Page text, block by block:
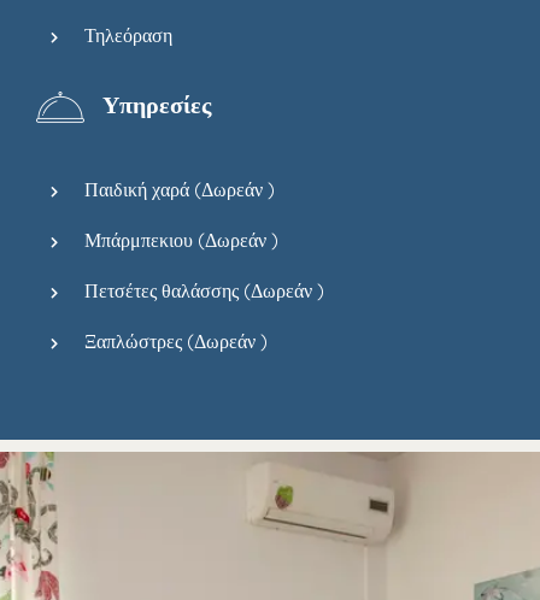
Τηλεόραση
Υπηρεσίες
Παιδική χαρά (Δωρεάν )
Μπάρμπεκιου (Δωρεάν )
Πετσέτες θαλάσσης (Δωρεάν )
Ξαπλώστρες (Δωρεάν )